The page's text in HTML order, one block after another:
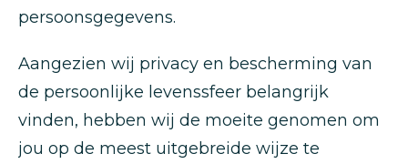
persoonsgegevens.
Aangezien wij privacy en bescherming van
de persoonlijke levenssfeer belangrijk
vinden, hebben wij de moeite genomen om
jou op de meest uitgebreide wijze te